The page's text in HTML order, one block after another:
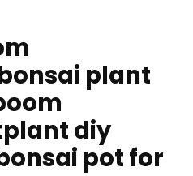
plant
diy
pot for